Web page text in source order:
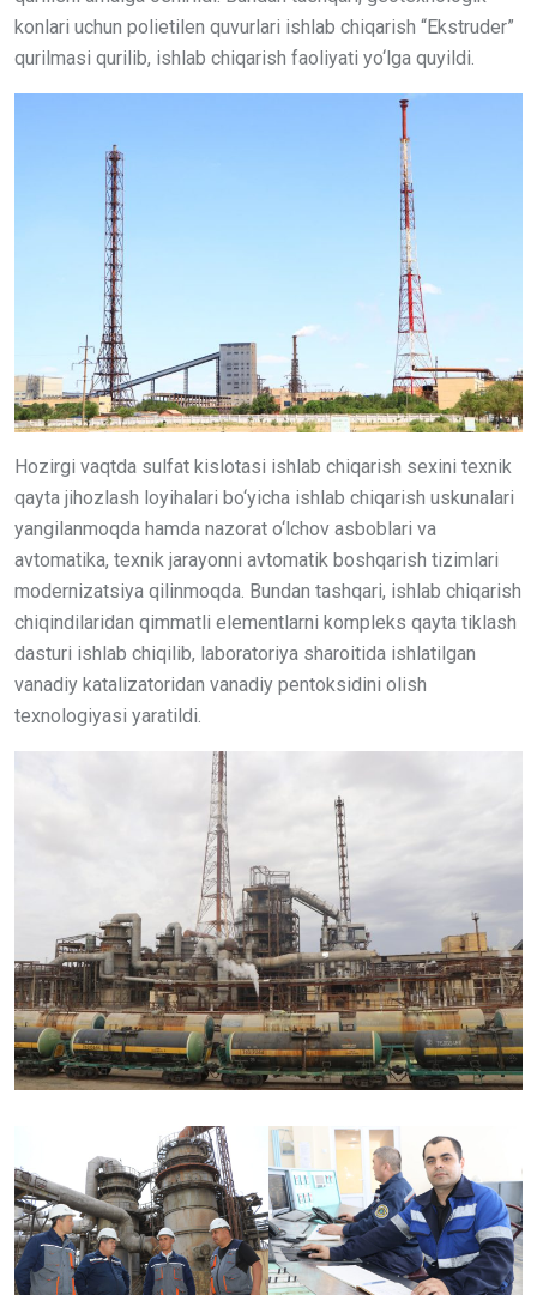
konlari uchun polietilen quvurlari ishlab chiqarish “Ekstruder”
qurilmasi qurilib, ishlab chiqarish faoliyati yo‘lga quyildi.
Hozirgi vaqtda sulfat kislotasi ishlab chiqarish sexini texnik
qayta jihozlash loyihalari bo‘yicha ishlab chiqarish uskunalari
yangilanmoqda hamda nazorat o‘lchov asboblari va
avtomatika, texnik jarayonni avtomatik boshqarish tizimlari
modernizatsiya qilinmoqda. Bundan tashqari, ishlab chiqarish
chiqindilaridan qimmatli elementlarni kompleks qayta tiklash
dasturi ishlab chiqilib, laboratoriya sharoitida ishlatilgan
vanadiy katalizatoridan vanadiy pentoksidini olish
texnologiyasi yaratildi.